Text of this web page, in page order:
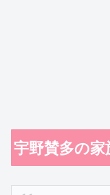
宇野賛多の家